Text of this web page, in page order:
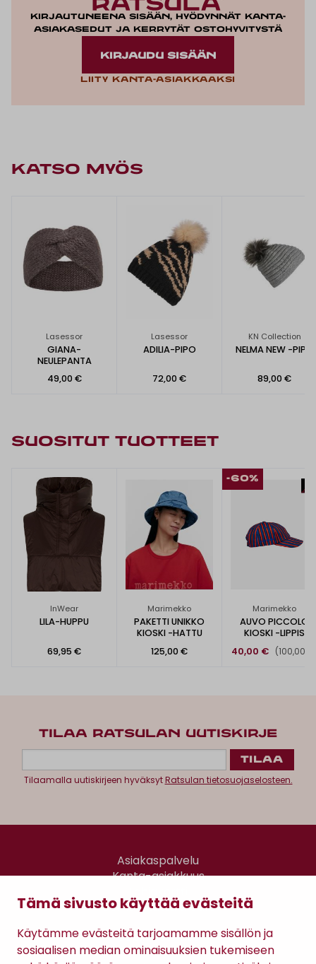
Tämä sivusto käyttää evästeitä
Käytämme evästeitä tarjoamamme sisällön ja
sosiaalisen median ominaisuuksien tukemiseen
Kirjautuneena sisään, hyödynnät kanta-
asiakasedut ja kerrytät ostohyvitystä
KIRJAUDU SISÄÄN
Liity kanta-asiakkaaksi
KATSO MYÖS
Lasessor
GIANA-
NEULEPANTA
49,00 €
Lasessor
ADILIA-PIPO
72,00 €
KN Collection
NELMA NEW -PIPO
89,00 €
SUOSITUT TUOTTEET
InWear
LILA-HUPPU
69,95 €
Marimekko
PAKETTI UNIKKO
KIOSKI -HATTU
125,00 €
-60%
Marimekko
AUVO PICCOLO
KIOSKI -LIPPIS
40,00 €
(100,00
TILAA RATSULAN UUTISKIRJE
Tilaamalla uutiskirjeen hyväksytRatsulan tietosuojaselosteen.
Asiakaspalvelu
Kanta-asiakkuus
Gomee Ratsula Café
Sopimusehdot
Tietosuojaseloste